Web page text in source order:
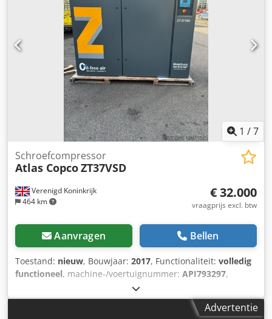
1 /7
Verenigd Koninkrijk
464 km
Schroefcompressor
Atlas CopcoZT37VSD
€ 32.000
vraagprijs excl. btw
Aanvragen Bellen
Toestand: nieuw, Bouwjaar: 2017, Functionaliteit: volledig
functioneel, machine-/voertuignummer: API793297,
, vermogen:
(max.):8,6 bar, type koeling:lucht, Uitrusting:Typeplaat
, GLOEDNIEUW,
Advertentie